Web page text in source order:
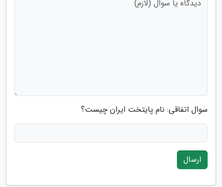
سوال اتفاقی: نام پایتخت ایران چیست؟
ارسال